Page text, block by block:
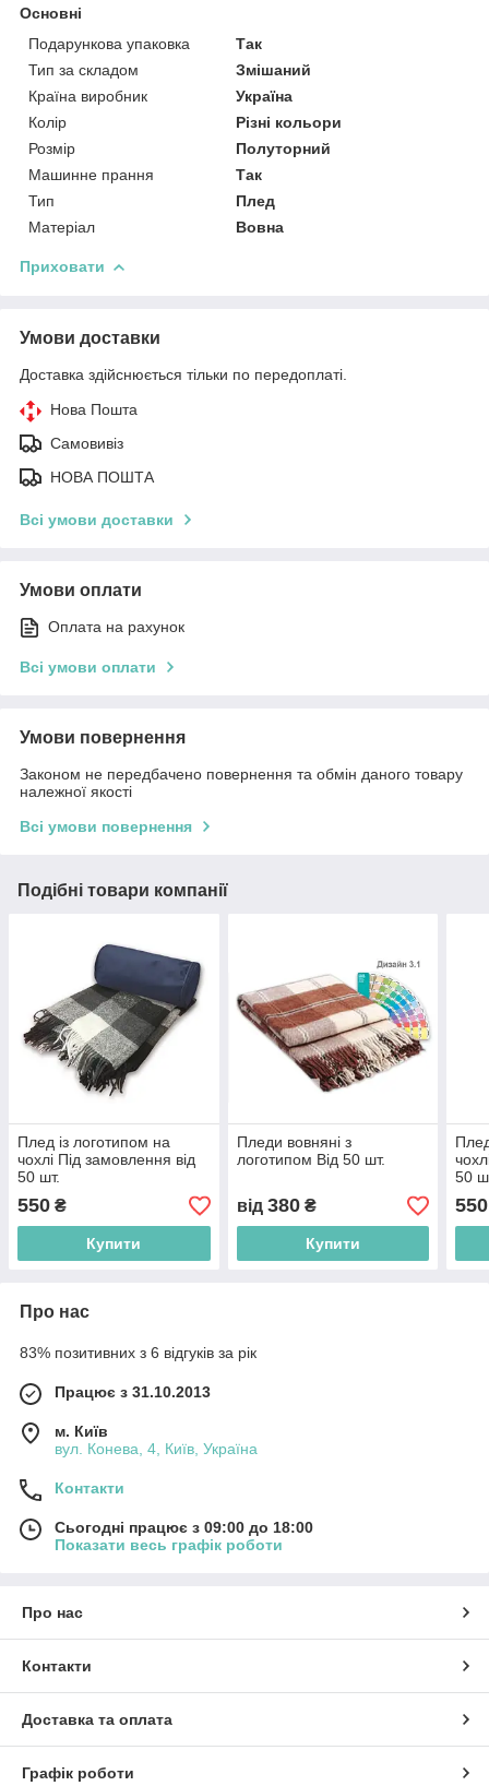
Основні
Подарункова упаковка
Так
Тип за складом
Змішаний
Країна виробник
Україна
Колір
Різні кольори
Розмір
Полуторний
Машинне прання
Так
Тип
Плед
Матеріал
Вовна
Приховати
Умови доставки
Доставка здійснюється тільки по передоплаті.
Нова Пошта
Самовивіз
НОВА ПОШТА
Всі умови доставки
Умови оплати
Оплата на рахунок
Всі умови оплати
Умови повернення
Законом не передбачено повернення та обмін даного товару
належної якості
Всі умови повернення
Подібні товари компанії
Плед із логотипом на
чохлі Під замовлення від
50 шт.
550 ₴
Купити
Пледи вовняні з
логотипом Від 50 шт.
від 380₴
Купити
50
550
Про нас
83% позитивних з 6 відгуків за рік
Працює з 31.10.2013
м. Київ
вул. Конева, 4, Київ, Україна
Контакти
Сьогодні працює з 09:00 до 18:00
Показати весь графік роботи
Про нас
Контакти
Доставка та оплата
Графік роботи